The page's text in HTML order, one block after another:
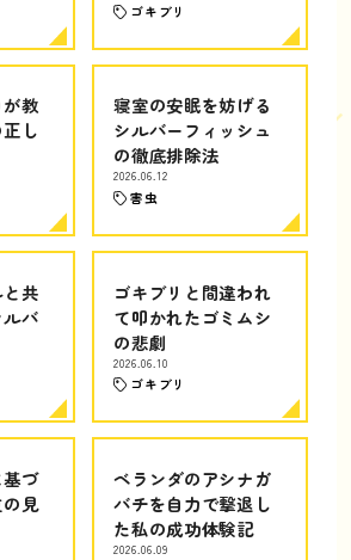
ゴキブリ
教
し
寝室の安眠を妨げる
シルバーフィッシュ
の徹底排除法
2026.06.12
害虫
共
バ
ゴキブリと間違われ
て叩かれたゴミムシ
の悲劇
2026.06.10
ゴキブリ
づ
見
ベランダのアシナガ
バチを自力で撃退し
た私の成功体験記
2026.06.09